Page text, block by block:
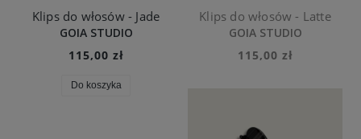
Klips do włosów - Jade
GOIA STUDIO
115,00 zł
Do koszyka
Klips do włosów - Latte
GOIA STUDIO
115,00 zł